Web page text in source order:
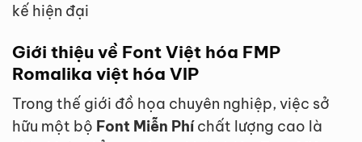
kế hiện đại
Giới thiệu về Font Việt hóa FMP
Romalika việt hóa VIP
Trong thế giới đồ họa chuyên nghiệp, việc sở
hữu một bộ Font Miễn Phíchất lượng cao là